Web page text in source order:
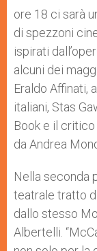
ore 18 ci sarà
di spezzoni
ispirati
alcuni dei
Eraldo Affinati,
italiani, Stas
Book e il
da Andrea
Nella seconda
teatrale tratto
dallo stesso
Albertelli.